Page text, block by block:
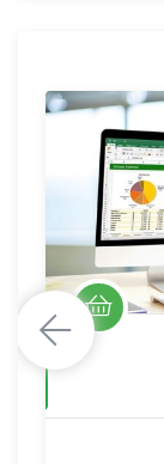
حضوری